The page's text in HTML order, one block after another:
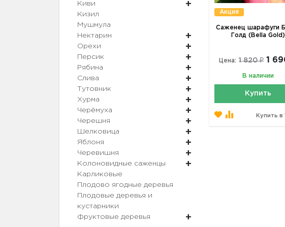
Киви
Кизил
Мушмула
Нектарин
Орехи
Персик
Рябина
Слива
Тутовник
Хурма
Черёмуха
Черешня
Шелковица
Яблоня
Черевишня
Колоновидные саженцы
Карликовые
Плодово ягодные деревья
Плодовые деревья и
кустарники
Фруктовые деревья
Акция
Саженец шарафуги
Голд (Bella Gold)
Цена: 1 820 ₽ 1
В наличии
Купить
Купить в